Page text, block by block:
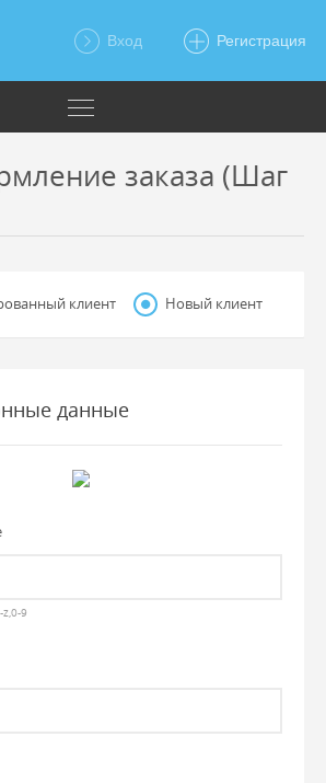
Вход Регистрация
заказа (Шаг
клиент Новый клиент
данные
9